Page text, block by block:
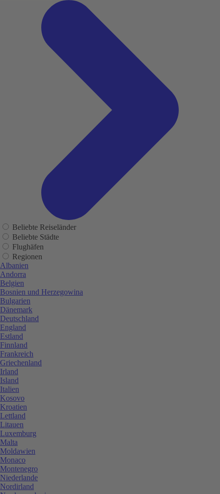
Beliebte Reiseländer
Beliebte Städte
Flughäfen
Regionen
Albanien
Andorra
Belgien
Bosnien und Herzegowina
Bulgarien
Dänemark
Deutschland
England
Estland
Finnland
Frankreich
Griechenland
Irland
Island
Italien
Kosovo
Kroatien
Lettland
Litauen
Luxemburg
Malta
Moldawien
Monaco
Montenegro
Niederlande
Nordirland